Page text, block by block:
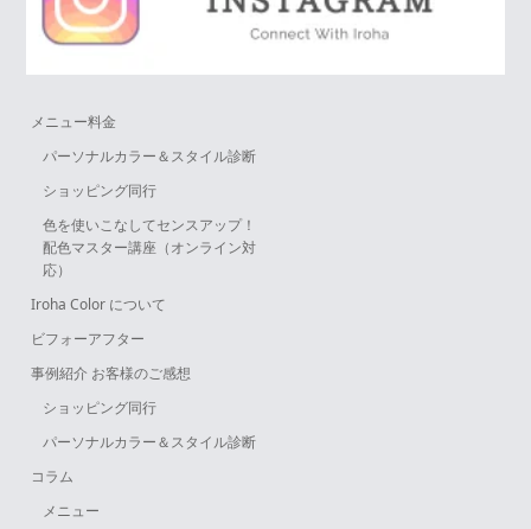
メニュー料金
パーソナルカラー＆スタイル診断
ショッピング同行
色を使いこなしてセンスアップ！
配色マスター講座（オンライン対
応）
Iroha Color について
ビフォーアフター
事例紹介 お客様のご感想
ショッピング同行
パーソナルカラー＆スタイル診断
コラム
メニュー